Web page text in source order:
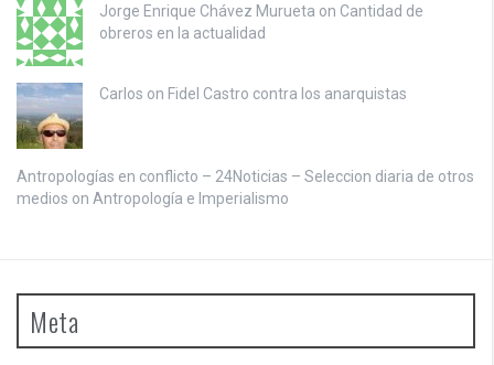
Jorge Enrique Chávez Murueta on Cantidad de
obreros en la actualidad
Carlos on Fidel Castro contra los anarquistas
Antropologías en conflicto – 24Noticias – Seleccion diaria de otros
medios on Antropología e Imperialismo
Meta